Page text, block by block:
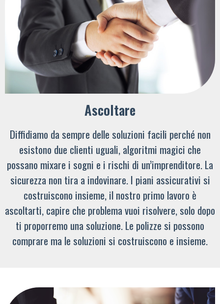
Ascoltare
Diffidiamo da sempre delle soluzioni facili perché non
esistono due clienti uguali, algoritmi magici che
possano mixare i sogni e i rischi di un’imprenditore. La
sicurezza non tira a indovinare. I piani assicurativi si
costruiscono insieme, il nostro primo lavoro è
ascoltarti, capire che problema vuoi risolvere, solo dopo
ti proporremo una soluzione. Le polizze si possono
comprare ma le soluzioni si costruiscono e insieme.